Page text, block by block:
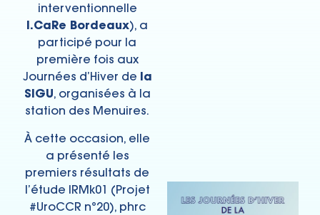
interventionnelle
I.CaRe Bordeaux), a
participé pour la
première fois aux
Journées d’Hiver de la
SIGU, organisées à la
station des Menuires.
À cette occasion, elle
a présenté les
premiers résultats de
l’étude IRMk01 (Projet
#UroCCR n°20), phrc